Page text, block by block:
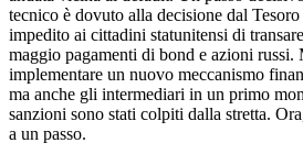
tecnico è dovuto alla decisione dal
impedito ai cittadini statunitensi di
maggio pagamenti di bond e azioni russi.
implementare un nuovo meccanismo
ma anche gli intermediari in un primo
sanzioni sono stati colpiti dalla stretta.
a un passo.